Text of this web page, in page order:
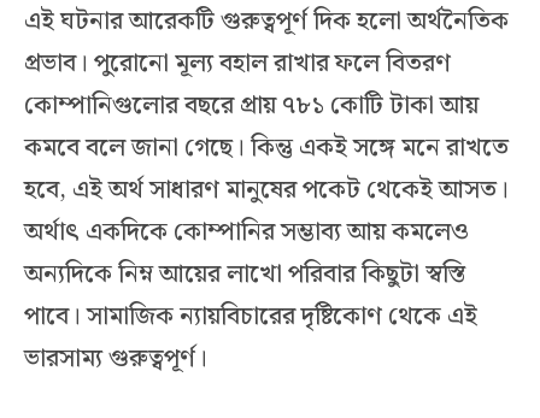
এই ঘটনার আরেকটি গুরুত্বপূর্ণ দিক হলো অর্থনৈতিক
প্রভাব। পুরোনো মূল্য বহাল রাখার ফলে বিতরণ
কোম্পানিগুলোর বছরে প্রায় ৭৮১ কোটি টাকা আয়
কমবে বলে জানা গেছে। কিন্তু একই সঙ্গে মনে রাখতে
হবে, এই অর্থ সাধারণ মানুষের পকেট থেকেই আসত।
অর্থাৎ একদিকে কোম্পানির সম্ভাব্য আয় কমলেও
অন্যদিকে নিম্ন আয়ের লাখো পরিবার কিছুটা স্বস্তি
পাবে। সামাজিক ন্যায়বিচারের দৃষ্টিকোণ থেকে এই
ভারসাম্য গুরুত্বপূর্ণ।